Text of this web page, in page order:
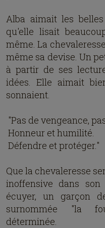
Alba aimait les
qu'elle lisait
même. La
même sa devise. Un
à partir de ses
idées. Elle aimait
sonnaient.
"Pas de vengeance,
Honneur et humilité.
Défendre et protéger."
Que la chevaleresse
inoffensive dans
écuyer, un garçon
surnommée "la
déterminée.